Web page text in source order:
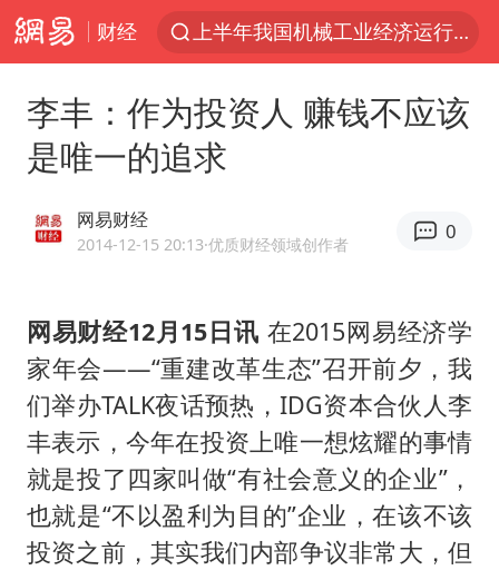
财经
台风白海豚加强
国防部回应日本试射“战斧”导弹
“立秋的第一杯奶茶”又爆单了
泰国枪击案凶手先杀祖父母后行凶
宇树科技中一签需缴款7.54万元
国防部：坚决反制任何闹海挑衅图谋
四川宜宾市高县发生4.9级地震
台湾海峡南口北上船舶实施交通管制
“新疆阿勒泰八月能滑雪”不实
李丰：作为投资人 赚钱不应该
是唯一的追求
网易财经
2014-12-15 20:13·优质财经领域创作者
0
网易财经12月15日讯 在2015网易经济学
家年会——“重建改革生态”召开前夕，我
们举办TALK夜话预热，IDG资本合伙人李
丰表示，今年在投资上唯一想炫耀的事情
就是投了四家叫做“有社会意义的企业”，
也就是“不以盈利为目的”企业，在该不该
投资之前，其实我们内部争议非常大，但